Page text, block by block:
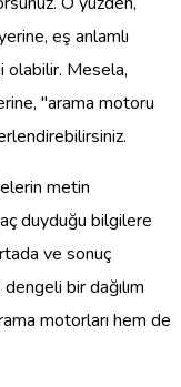
eş anlamlı
olabilir. Mesela,
"arama motoru
metin
duyduğu bilgilere
ve sonuç
bir dağılım
motorları hem de